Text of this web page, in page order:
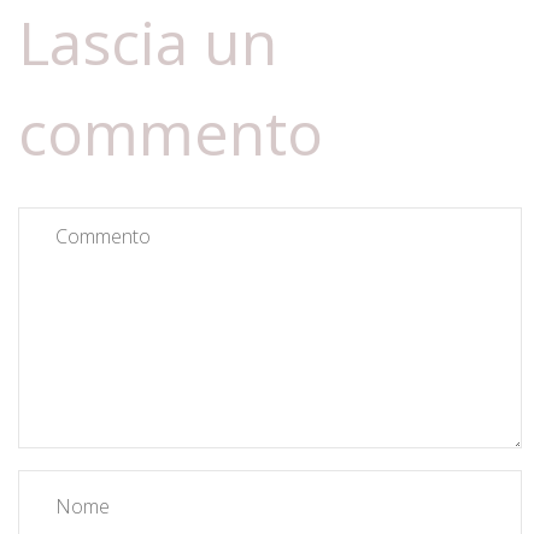
Lascia un
commento